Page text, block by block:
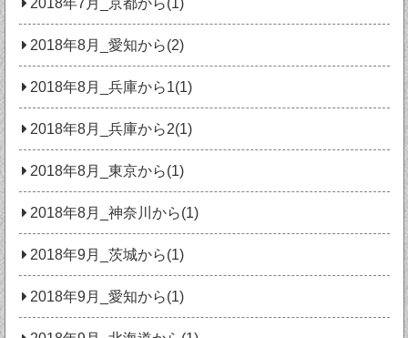
2018年7月_京都から(1)
2018年8月_愛知から(2)
2018年8月_兵庫から1(1)
2018年8月_兵庫から2(1)
2018年8月_東京から(1)
2018年8月_神奈川から(1)
2018年9月_茨城から(1)
2018年9月_愛知から(1)